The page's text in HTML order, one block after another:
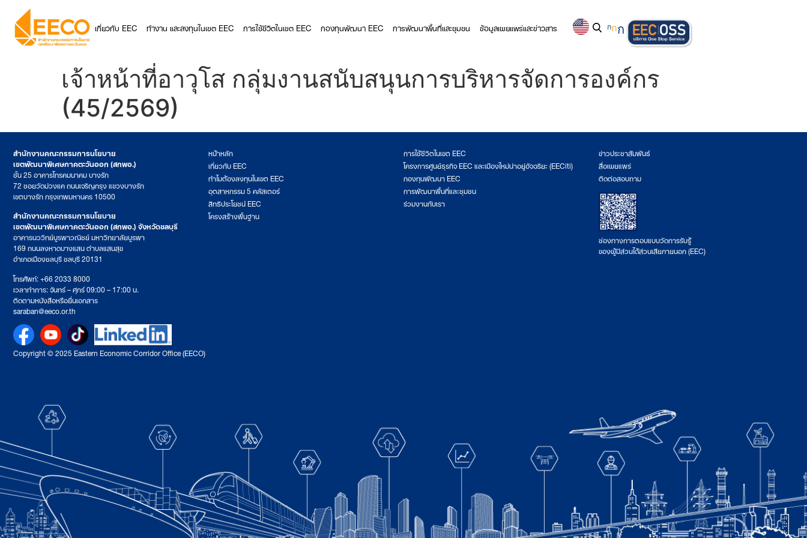
เกี่ยวกับ EEC ทำงาน และลงทุนในเขต EEC การใช้ชีวิตในเขต EEC กองทุนพัฒนา EEC การพัฒนาพื้นที่และชุมชน ข้อมูลเผยแพร่และข่าวสาร กกก
เจ้าหน้าที่อาวุโส กลุ่มงานสนับสนุนการบริหารจัดการองค์กร
(45/2569)
สำนักงานคณะกรรมการนโยบาย
เขตพัฒนาพิเศษภาคตะวันออก (สกพอ.)
ชั้น 25 อาคารโทรคมนาคม บางรัก
72 ซอยวัดม่วงแค ถนนเจริญกรุง แขวงบางรัก
เขตบางรัก กรุงเทพมหานคร 10500
สำนักงานคณะกรรมการนโยบาย
เขตพัฒนาพิเศษภาคตะวันออก (สกพอ.) จังหวัดชลบุรี
อาคารนววิทย์บูรพาวณิชย์ มหาวิทยาลัยบูรพา
169 ถนนลงหาดบางแสน ตำบลแสนสุข
อำเภอเมืองชลบุรี ชลบุรี 20131
โทรศัพท์: +66 2033 8000
เวลาทำการ: จันทร์ – ศุกร์ 09:00 – 17:00 น.
ติดตามหนังสือหรือยื่นเอกสาร
saraban@eeco.or.th
หน้าหลัก
เกี่ยวกับ EEC
ทำไมต้องลงทุนในเขต EEC
อุตสาหกรรม 5 คลัสเตอร์
สิทธิประโยชน์ EEC
โครงสร้างพื้นฐาน
การใช้ชีวิตในเขต EEC
โครงการศูนย์ธุรกิจ EEC และเมืองใหม่น่าอยู่อัจฉริยะ (EECiti)
กองทุนพัฒนา EEC
การพัฒนาพื้นที่และชุมชน
ร่วมงานกับเรา
ข่าวประชาสัมพันธ์
สื่อเผยแพร่
ติดต่อสอบถาม
ช่องทางการตอบแบบวัดการรับรู้
ของผู้มีส่วนได้ส่วนเสียภายนอก (EEC)
Copyright © 2025 Eastern Economic Corridor Office (EECO)